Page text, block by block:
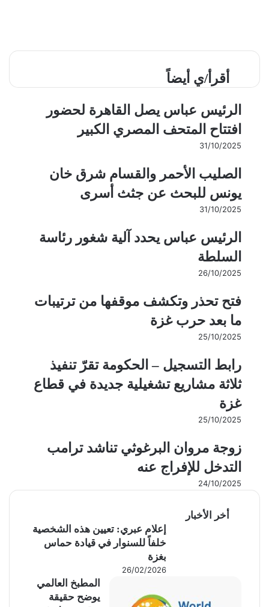
أقرأ/ي أيضاً
الرئيس عباس يصل القاهرة لحضور
افتتاح المتحف المصري الكبير
31/10/2025
الصليب الأحمر والقسام شرق خان
يونس للبحث عن جثث أسرى
31/10/2025
الرئيس عباس يحدد آلية شغور رئاسة
السلطة
26/10/2025
فتح تحذر وتكشف موقفها من ترتيبات
ما بعد حرب غزة
25/10/2025
رابط التسجيل – الحكومة تقرّ تنفيذ
ثلاثة مشاريع تشغيلية جديدة في قطاع
غزة
25/10/2025
زوجة مروان البرغوثي تناشد ترامب
التدخل للإفراج عنه
24/10/2025
أخر الأخبار
إعلام عبري: تعيين هذه الشخصية
خلفاً للسنوار في قيادة حماس
بغزة
26/02/2026
المطبخ العالمي
يوضح حقيقة